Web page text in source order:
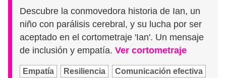
Descubre la conmovedora historia de Ian, un
niño con parálisis cerebral, y su lucha por ser
aceptado en el cortometraje 'Ian'. Un mensaje
de inclusión y empatía.Ver cortometraje
Empatía Resiliencia Comunicación efectiva